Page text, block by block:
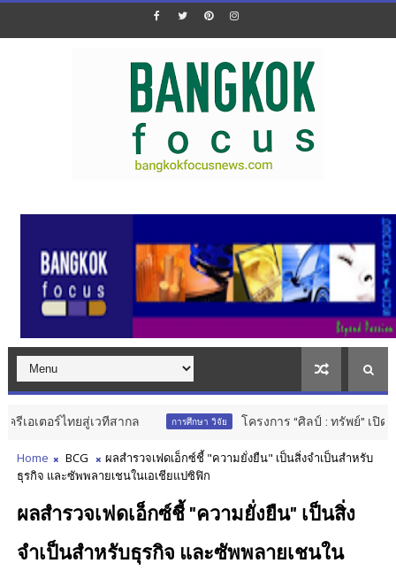
อร์ไทยสู่เวทีสากล การศึกษา วิจัย โครงการ “ศิลป์ : ทรัพย์” เปิดรับผลง
Home BCG
ผลสำรวจเฟดเอ็กซ์ชี้ "ความยั่งยืน" เป็นสิ่งจำเป็นสำหรับ
ธุรกิจ และซัพพลายเชนในเอเชียแปซิฟิก
ผลสำรวจเฟดเอ็กซ์ชี้ "ความยั่งยืน" เป็นสิ่ง
จำเป็นสำหรับธุรกิจ และซัพพลายเชนใน